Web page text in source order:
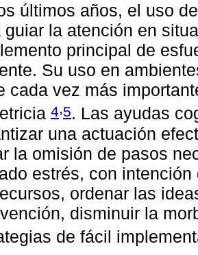
últimos años, el uso
guiar la atención en
principal de
Su uso en
cada vez más
4,5. Las ayudas
una actuación
la omisión de pasos
estrés, con
ordenar las
disminuir la
de fácil